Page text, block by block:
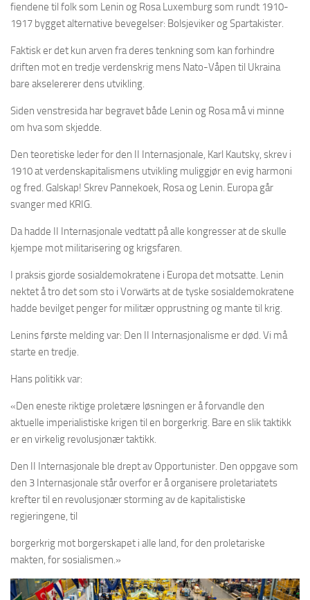
fiendene til folk som Lenin og Rosa Luxemburg som rundt 1910-
1917 bygget alternative bevegelser: Bolsjeviker og Spartakister.
Faktisk er det kun arven fra deres tenkning som kan forhindre
driften mot en tredje verdenskrig mens Nato-Våpen til Ukraina
bare akselererer dens utvikling.
Siden venstresida har begravet både Lenin og Rosa må vi minne
om hva som skjedde.
Den teoretiske leder for den II Internasjonale, Karl Kautsky, skrev i
1910 at verdenskapitalismens utvikling muliggjør en evig harmoni
og fred. Galskap! Skrev Pannekoek, Rosa og Lenin. Europa går
svanger med KRIG.
Da hadde II Internasjonale vedtatt på alle kongresser at de skulle
kjempe mot militarisering og krigsfaren.
I praksis gjorde sosialdemokratene i Europa det motsatte. Lenin
nektet å tro det som sto i Vorwärts at de tyske sosialdemokratene
hadde bevilget penger for militær opprustning og mante til krig.
Lenins første melding var: Den II Internasjonalisme er død. Vi må
starte en tredje.
Hans politikk var:
«Den eneste riktige proletære løsningen er å forvandle den
aktuelle imperialistiske krigen til en borgerkrig. Bare en slik taktikk
er en virkelig revolusjonær taktikk.
Den II Internasjonale ble drept av Opportunister. Den oppgave som
den 3 Internasjonale står overfor er å organisere proletariatets
krefter til en revolusjonær storming av de kapitalistiske
regjeringene, til
borgerkrig mot borgerskapet i alle land, for den proletariske
makten, for sosialismen.»